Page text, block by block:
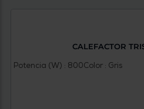
CALEFACTOR
Potencia (W) : 800Color : Gris